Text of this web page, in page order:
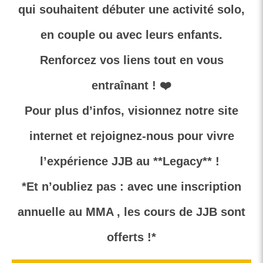
qui souhaitent débuter une activité solo,
en couple ou avec leurs enfants.
Renforcez vos liens tout en vous
entraînant ! ❤️
Pour plus d’infos, visionnez notre site
internet et rejoignez-nous pour vivre
l’expérience JJB au **Legacy** !
*Et n’oubliez pas : avec une inscription
annuelle au MMA , les cours de JJB sont
offerts !*